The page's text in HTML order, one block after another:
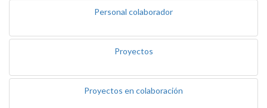
Personal colaborador
Proyectos
Proyectos en colaboración